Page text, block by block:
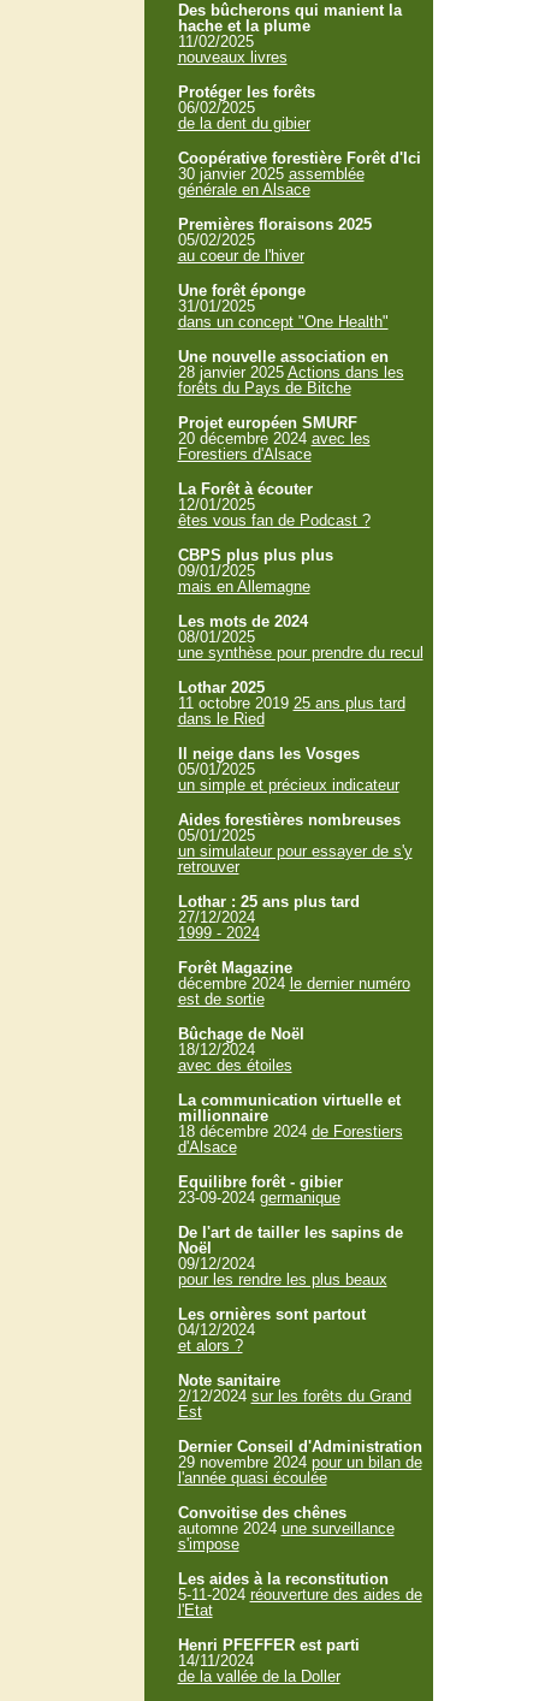
Des bûcherons qui manient la
hache et la plume
11/02/2025
nouveaux livres
Protéger les forêts
06/02/2025
de la dent du gibier
Coopérative forestière Forêt d'Ici
30 janvier 2025 assemblée
générale en Alsace
Premières floraisons 2025
05/02/2025
au coeur de l'hiver
Une forêt éponge
31/01/2025
dans un concept "One Health"
Une nouvelle association en
28 janvier 2025 Actions dans les
forêts du Pays de Bitche
Projet européen SMURF
20 décembre 2024 avec les
Forestiers d'Alsace
La Forêt à écouter
12/01/2025
êtes vous fan de Podcast ?
CBPS plus plus plus
09/01/2025
mais en Allemagne
Les mots de 2024
08/01/2025
une synthèse pour prendre du recul
Lothar 2025
11 octobre 2019 25 ans plus tard
dans le Ried
Il neige dans les Vosges
05/01/2025
un simple et précieux indicateur
Aides forestières nombreuses
05/01/2025
un simulateur pour essayer de s'y
retrouver
Lothar : 25 ans plus tard
27/12/2024
1999 - 2024
Forêt Magazine
décembre 2024 le dernier numéro
est de sortie
Bûchage de Noël
18/12/2024
avec des étoiles
La communication virtuelle et
millionnaire
18 décembre 2024 de Forestiers
d'Alsace
Equilibre forêt - gibier
23-09-2024 germanique
De l'art de tailler les sapins de
Noël
09/12/2024
pour les rendre les plus beaux
Les ornières sont partout
04/12/2024
et alors ?
Note sanitaire
2/12/2024 sur les forêts du Grand
Est
Dernier Conseil d'Administration
29 novembre 2024 pour un bilan de
l'année quasi écoulée
Convoitise des chênes
automne 2024 une surveillance
s'impose
Les aides à la reconstitution
5-11-2024 réouverture des aides de
l'Etat
Henri PFEFFER est parti
14/11/2024
de la vallée de la Doller